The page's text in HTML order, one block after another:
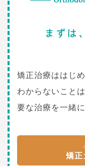
まずは
矯正治療ははじ
わからないこと
要な治療を一緒
矯正